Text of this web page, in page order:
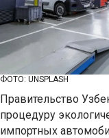
ФОТО: UNSPLASH
Правительство
процедуру
импортных